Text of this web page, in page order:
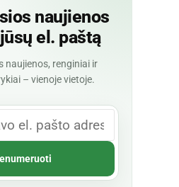
naujienos
el. paštą
naujienos, renginiai ir
– vienoje vietoje.